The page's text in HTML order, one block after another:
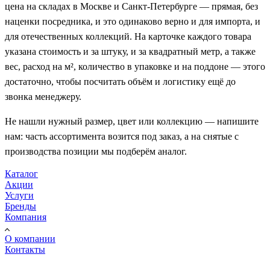
цена на складах в Москве и Санкт-Петербурге — прямая, без
наценки посредника, и это одинаково верно и для импорта, и
для отечественных коллекций. На карточке каждого товара
указана стоимость и за штуку, и за квадратный метр, а также
вес, расход на м², количество в упаковке и на поддоне — этого
достаточно, чтобы посчитать объём и логистику ещё до
звонка менеджеру.
Не нашли нужный размер, цвет или коллекцию — напишите
нам: часть ассортимента возится под заказ, а на снятые с
производства позиции мы подберём аналог.
Каталог
Акции
Услуги
Бренды
Компания
О компании
Контакты